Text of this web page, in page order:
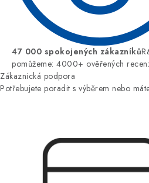
47 000 spokojených zákazníků
pomůžeme: 4000+ ověřených
Zákaznická podpora
Potřebujete poradit s výběrem nebo